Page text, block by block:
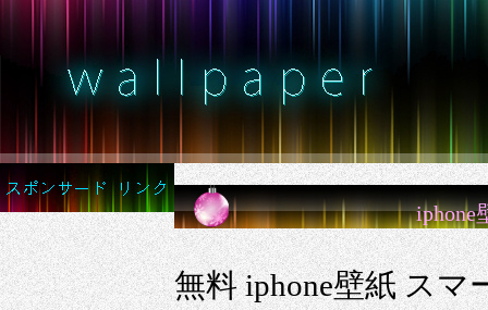
無料 iphone壁紙 スマ